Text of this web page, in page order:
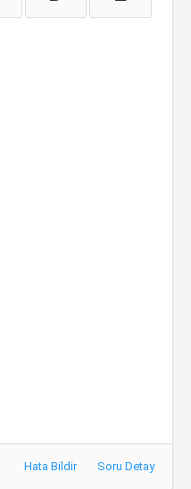
Hata Bildir Soru Detay